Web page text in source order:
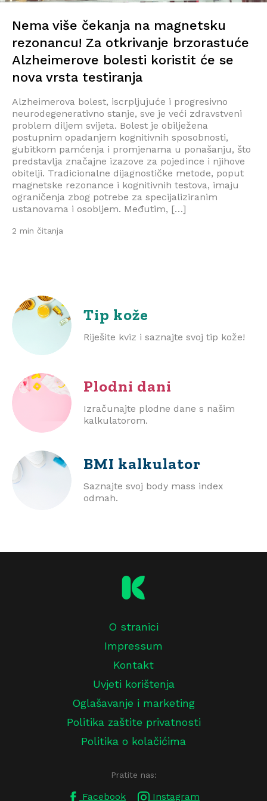
Nema više čekanja na magnetsku
rezonancu! Za otkrivanje brzorastuće
Alzheimerove bolesti koristit će se
nova vrsta testiranja
Alzheimerova bolest, iscrpljujuće i progresivno
neurodegenerativno stanje, sve je veći zdravstveni
problem diljem svijeta. Bolest je obilježena
postupnim opadanjem kognitivnih sposobnosti,
gubitkom pamćenja i promjenama u ponašanju, što
predstavlja značajne izazove za pojedince i njihove
obitelji. Tradicionalne dijagnostičke metode, poput
magnetske rezonance i kognitivnih testova, imaju
ograničenja zbog potrebe za specijaliziranim
ustanovama i osobljem. Međutim, […]
2 min čitanja
Tip kože
Riješite kviz i saznajte svoj tip kože!
Plodni dani
Izračunajte plodne dane s našim
kalkulatorom.
BMI kalkulator
Saznajte svoj body mass index
odmah.
O stranici
Impressum
Kontakt
Uvjeti korištenja
Oglašavanje i marketing
Politika zaštite privatnosti
Politika o kolačićima
Pratite nas:
Facebook Instagram